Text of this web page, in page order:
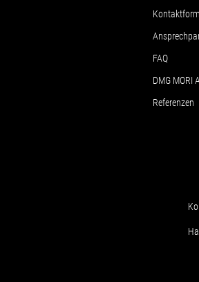
FAQ
DMG MORI
Referenzen